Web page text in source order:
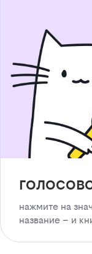
нажмите на
название – и